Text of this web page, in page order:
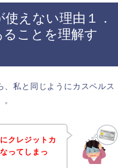
えない理由１．
ることを理解す
私と同じようにカスペルス
クレジットカ
ってしまっ